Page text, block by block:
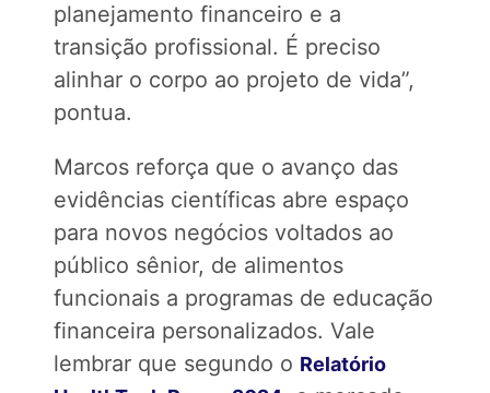
planejamento financeiro e a
transição profissional. É preciso
alinhar o corpo ao projeto de vida”,
pontua.
Marcos reforça que o avanço das
evidências científicas abre espaço
para novos negócios voltados ao
público sênior, de alimentos
funcionais a programas de educação
financeira personalizados. Vale
lembrar que segundo o Relatório